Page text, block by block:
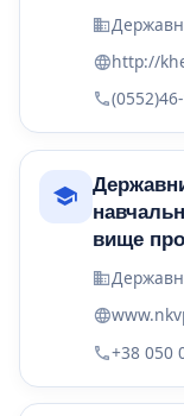
http://
вище
+38 050